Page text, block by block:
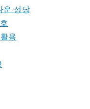
운 성당
용